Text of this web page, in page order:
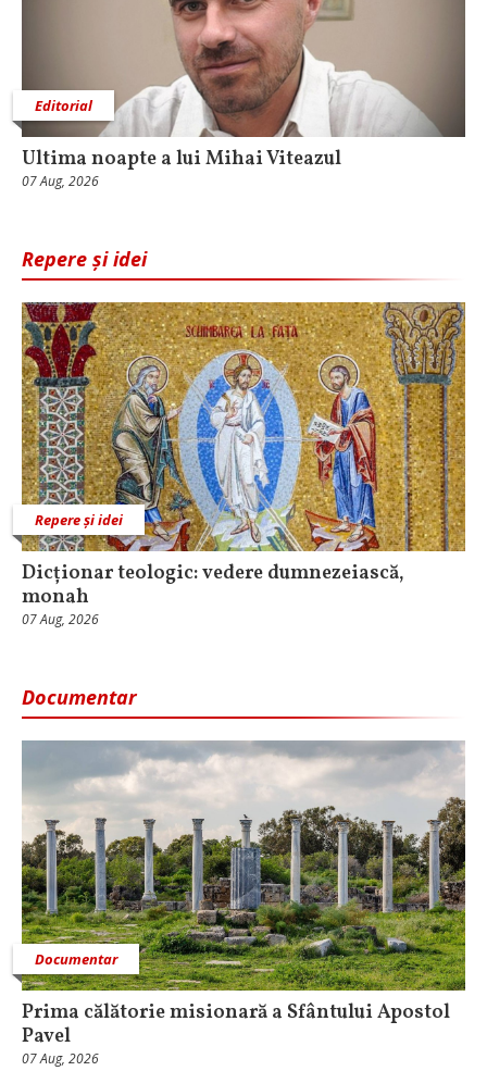
Editorial
Ultima noapte a lui Mihai Viteazul
07 Aug, 2026
Repere și idei
Repere și idei
Dicționar teologic: vedere dumnezeiască,
monah
07 Aug, 2026
Documentar
Documentar
Prima călătorie misionară a Sfântului Apostol
Pavel
07 Aug, 2026